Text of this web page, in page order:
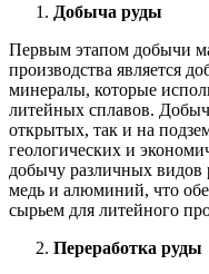
Добыча руды
Первым этапом добычи
производства является
минералы, которые
литейных сплавов.
открытых, так и на
геологических и
добычу различных видов
медь и алюминий, что
сырьем для литейного
Переработка руды